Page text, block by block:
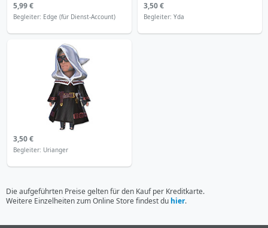
5,99 €
Begleiter: Edge (für Dienst-Account)
3,50 €
Begleiter: Yda
3,50 €
Begleiter: Urianger
Die aufgeführten Preise gelten für den Kauf per Kreditkarte.
Weitere Einzelheiten zum Online Store findest du hier.